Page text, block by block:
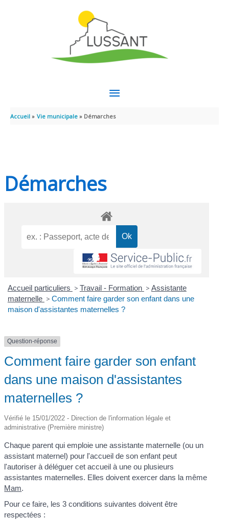
MENU
PRINCIPAL
Accueil Vie municipale Démarches
Démarches
Accueil particuliers > Travail - Formation > Assistante
maternelle > Comment faire garder son enfant dans une
maison d'assistantes maternelles ?
Question-réponse
Comment faire garder son enfant
dans une maison d'assistantes
maternelles ?
Vérifié le 15/01/2022 - Direction de l'information légale et
administrative (Première ministre)
Chaque parent qui emploie une assistante maternelle (ou un
assistant maternel) pour l'accueil de son enfant peut
l'autoriser à déléguer cet accueil à une ou plusieurs
assistantes maternelles. Elles doivent exercer dans la même
Mam.
Pour ce faire, les 3 conditions suivantes doivent être
respectées :